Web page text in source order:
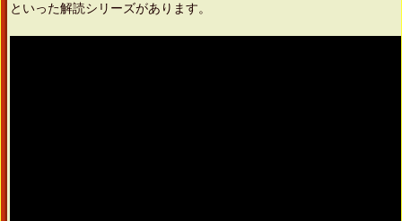
といった解読シリーズがあります。